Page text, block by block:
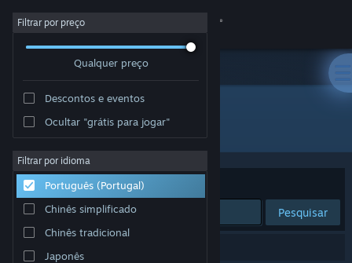
Iniciar sessão
Sobre
Apoio
Alterar idioma
Filtrar por preço
Qualquer preço
Descontos e eventos
Ocultar "grátis para jogar"
Filtrar por idioma
Português (Portugal)
Chinês simplificado
Chinês tradicional
Japonês
Developer: Soul Catapult
Ordenar por Relevância
Pesquisar